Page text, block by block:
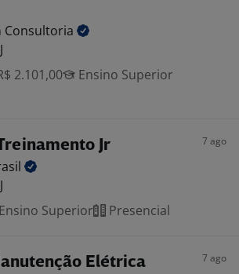
Consultoria
2.101,00
Ensino Superior
Jr 7 ago
Ensino Superior Presencial
Elétrica 7 ago